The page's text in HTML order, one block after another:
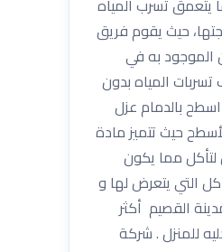
يتعمق تسرب المياه
حيث يقوم فريق
الموجود به في
المياه بدون
بالدمام عزل
تأثير أي ضرر سلبي على الأسطح حيث تتميز مادة
مما يكون
التي يتعرض لها و
القصيم أكثر
للمنزل . شركة